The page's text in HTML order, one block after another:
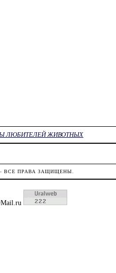
ЛЮБИТЕЛЕЙ ЖИВОТНЫХ
ВСЕ ПРАВА ЗАЩИЩЕНЫ.